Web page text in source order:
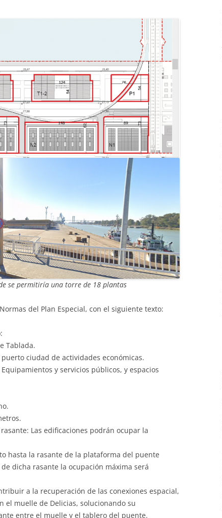
se permitiría una torre de 18 plantas
del Plan Especial, con el siguiente texto:
Tablada.
ciudad de actividades económicas.
y servicios públicos, y espacios
Las edificaciones podrán ocupar la
hasta la rasante de la plataforma del puente
dicha rasante la ocupación máxima será
a la recuperación de las conexiones espacial,
el muelle de Delicias, solucionando su
entre el muelle y el tablero del puente.